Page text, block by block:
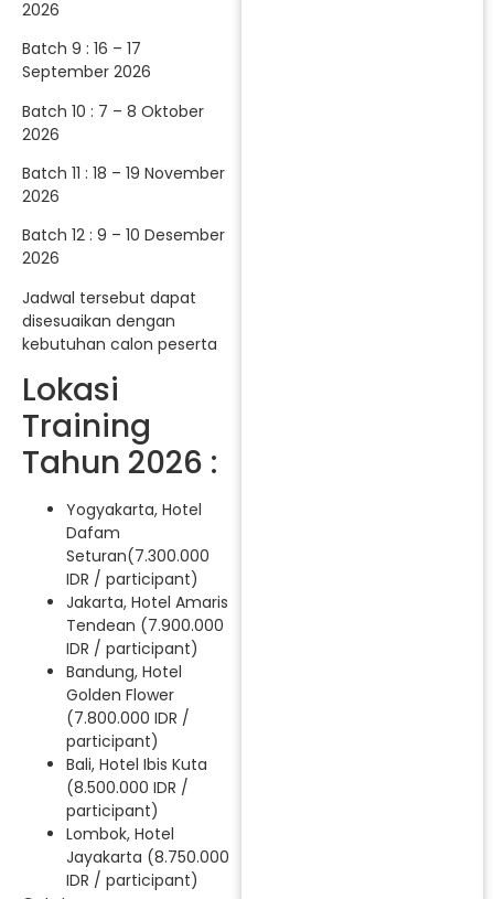
2026
Batch 9 : 16 – 17
September 2026
Batch 10 : 7 – 8 Oktober
2026
Batch 11 : 18 – 19 November
2026
Batch 12 : 9 – 10 Desember
2026
Jadwal tersebut dapat
disesuaikan dengan
kebutuhan calon peserta
Lokasi
Training
Tahun 2026 :
Yogyakarta, Hotel
Dafam
Seturan(7.300.000
IDR / participant)
Jakarta, Hotel Amaris
Tendean (7.900.000
IDR / participant)
Bandung, Hotel
Golden Flower
(7.800.000 IDR /
participant)
Bali, Hotel Ibis Kuta
(8.500.000 IDR /
participant)
Lombok, Hotel
Jayakarta (8.750.000
IDR / participant)